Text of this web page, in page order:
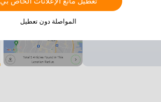
المواصلة دون تعطيل